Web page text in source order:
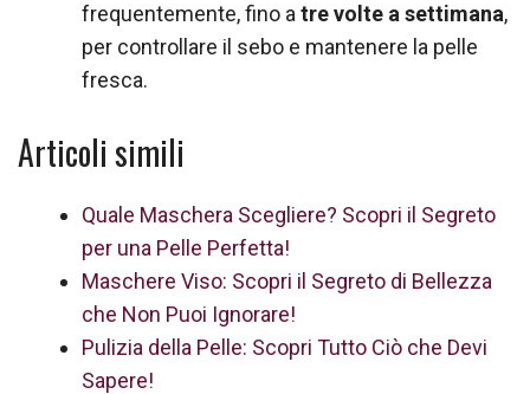
frequentemente, fino a tre volte a settimana,
per controllare il sebo e mantenere la pelle
fresca.
Articoli simili
Quale Maschera Scegliere? Scopri il Segreto
per una Pelle Perfetta!
Maschere Viso: Scopri il Segreto di Bellezza
che Non Puoi Ignorare!
Pulizia della Pelle: Scopri Tutto Ciò che Devi
Sapere!